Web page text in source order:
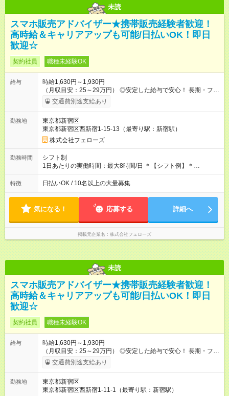
未読
スマホ販売アドバイザー★携帯販売経験者歓迎！
高時給＆キャリアアップも可能/日払いOK！即日
歓迎☆
契約社員 職種未経験OK
給与
時給1,630円～1,930円
（月収目安：25～29万円） ◎安定した給与で安心！ 長期・フル
タイムで勤務いただける方にお越しいただきたいと思っていま
す。シフトが削られることはないので、安定した給与が入りま
たいという人もいると思います。このあたりは柔軟に対応する
ので、お気軽にご相談ください！ ※2ヶ月の試用期間がありま
す。その間の給与・待遇に変更はありません。 【試用期間】試
用期間あり 試用期間の長さ：2ヶ月 雇用形態、給与は本採用時
と同じです。
交通費別途支給あり
勤務地
東京都新宿区
東京都新宿区西新宿1-15-13（最寄り駅：新宿駅）
株式会社フェローズ
勤務時間
シフト制
1日あたりの実働時間：最大8時間/日 ＊【シフト例】＊
(1) 10:00～19:00 (2) 11:00～20:00 (3) 12:00～21:00 など ◎
いずれも実働8時間・休憩1時間です。中抜けシフトなどはあり
たい」などあれば相談に応じますのでおっしゃってください！
特徴 日払いOK / 10名以上の大量募集
気になる！ 応募する 詳細へ
掲載元企業名 株式会社フェローズ
未読
スマホ販売アドバイザー★携帯販売経験者歓迎！
高時給＆キャリアアップも可能/日払いOK！即日
歓迎☆
契約社員 職種未経験OK
給与
時給1,630円～1,930円
（月収目安：25～29万円） ◎安定した給与で安心！ 長期・フル
タイムで勤務いただける方にお越しいただきたいと思っていま
す。シフトが削られることはないので、安定した給与が入りま
たいという人もいると思います。このあたりは柔軟に対応する
ので、お気軽にご相談ください！ ※2ヶ月の試用期間がありま
交通費別途支給あり
勤務地
東京都新宿区
東京都新宿区西新宿1-11-1（最寄り駅：新宿駅）